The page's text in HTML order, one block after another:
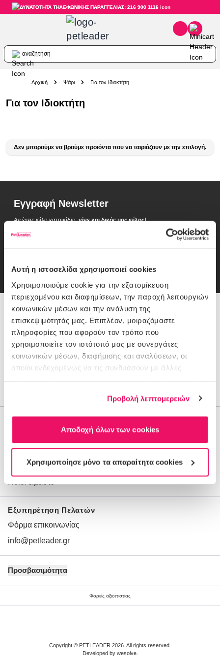
Αυτή η ιστοσελίδα χρησιμοποιεί cookies
Χρησιμοποιούμε cookie για την εξατομίκευση
περιεχομένου και διαφημίσεων, την παροχή λειτουργιών
κοινωνικών μέσων και την ανάλυση της
επισκεψιμότητάς μας. Επιπλέον, μοιραζόμαστε
πληροφορίες που αφορούν τον τρόπο που
χρησιμοποιείτε τον ιστότοπό μας με συνεργάτες
κοινωνικών μέσων, διαφήμισης και αναλύσεων, οι
οποίοι ενδεχομένως να τις συνδυάσουν με άλλες
Προβολή λεπτομερειών
Αποδοχή όλων των cookies
Χρησιμοποίησε μόνο τα απαραίτητα cookies
ΔΥΝΑΤΟΤΗΤΑ ΤΗΛΕΦΩΝΙΚΗΣ ΠΑΡΑΓΓΕΛΙΑΣ: 216 900 1116
Skip to Content
αναζήτηση
Αρχική Ψάρι Για τον Ιδιοκτήτη
Για τον Ιδιοκτήτη
Δεν μπορούμε να βρούμε προϊόντα που να ταιριάζουν με την επιλογή.
Εγγραφή Newsletter
Αν έχεις φίλο κατοικίδιο,γίνε και δικός μας φίλος!
Δες εδώ πρώτος ο,τι νέο έρχεται στο PetLeader και όλες τις
αποκλειστικές προσφορές.
Συμφωνώ με τηνΠολιτική Απορρήτου
216 900 1116
Θέλεις Βοήθεια;
Πώς πληρώνω
Η Εταιρεία
Ο λογαριασμός μου
Όροι χρήσης
Προσωπικά Δεδομένα
Εξυπηρέτηση Πελατών
Φόρμα επικοινωνίας
info@petleader.gr
Προσβασιμότητα
Φορείς αξιοπιστίας
Copyright © PETLEADER 2026. All rights reserved.
Developed by wesolve.